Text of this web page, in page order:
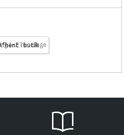
i butik
1-2 hverdage